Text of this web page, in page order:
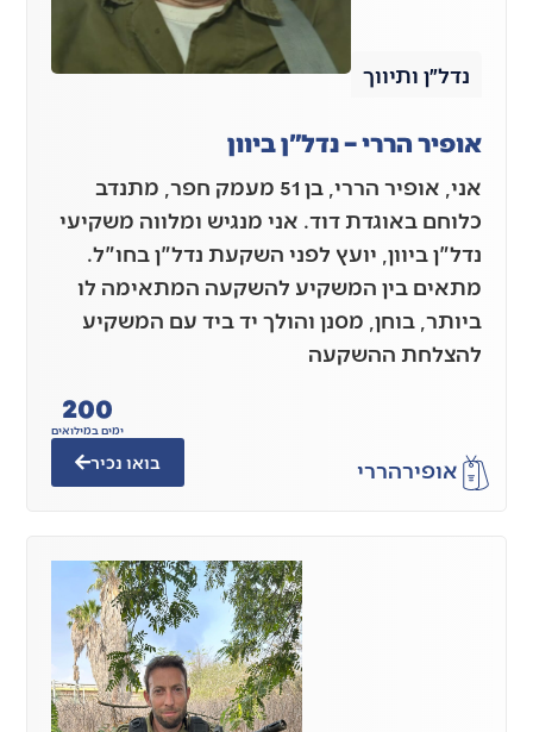
נדל״ן ותיווך
אופיר הררי – נדל"ן ביוון
אני, אופיר הררי, בן 51 מעמק חפר, מתנדב
כלוחם באוגדת דוד. אני מנגיש ומלווה משקיעי
נדל"ן ביוון, יועץ לפני השקעת נדל"ן בחו"ל.
מתאים בין המשקיע להשקעה המתאימה לו
ביותר, בוחן, מסנן והולך יד ביד עם המשקיע
להצלחת ההשקעה
אופירהררי
ימים במילואים
200
בואו נכיר